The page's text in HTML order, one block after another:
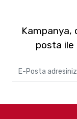
Kampanya,
posta ile